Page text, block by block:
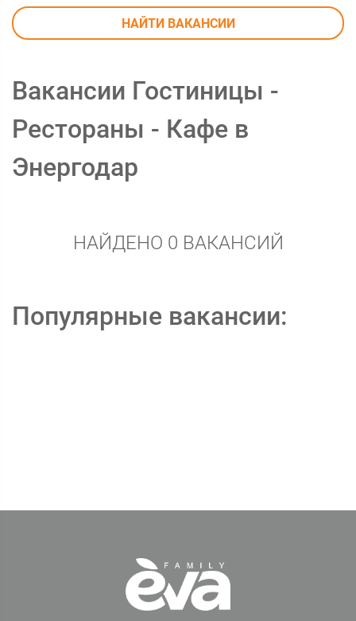
НАЙТИ ВАКАНСИИ
Вакансии Гостиницы -
Рестораны - Кафе в
Энергодар
НАЙДЕНО 0 ВАКАНСИЙ
Популярные вакансии: